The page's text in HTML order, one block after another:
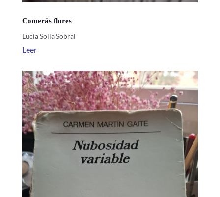
Comerás flores
Lucía Solla Sobral
Leer